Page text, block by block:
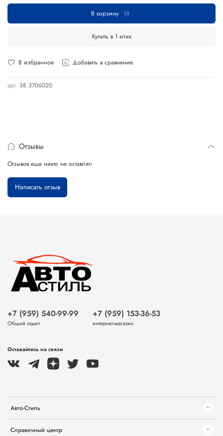
В избранное Добавить в сравнение
арт. 38.3706020
В корзину
Купить в 1 клик
Отзывы
Отзывов еще никто не оставлял
Написать отзыв
Авто-Стиль
Справочный центр
+7 (959) 540-99-99
Общий отдел
+7 (959) 153-36-53
интернет-магазин
Оставайтесь на связи